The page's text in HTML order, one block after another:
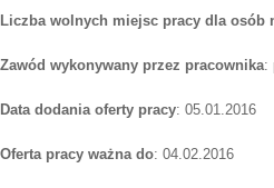
Liczba wolnych miejsc pracy dla osób
Zawód wykonywany przez pracownika:
Data dodania oferty pracy: 05.01.2016
Oferta pracy ważna do: 04.02.2016